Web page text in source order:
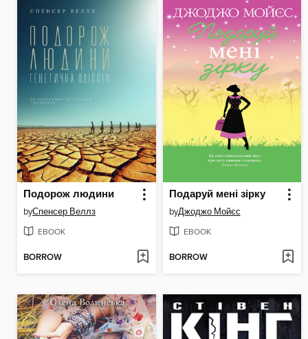
Подорож людини
byСпенсер Веллз
EBOOK
BORROW
Подаруй мені зірку
byДжоджо Мойєс
EBOOK
BORROW